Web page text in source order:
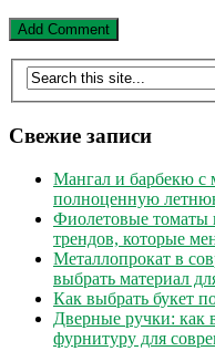
Свежие записи
Мангал и барбекю с
полноценную
Фиолетовые томаты
трендов, которые
Металлопрокат в
выбрать материал
Как выбрать букет
Дверные ручки: как
фурнитуру для